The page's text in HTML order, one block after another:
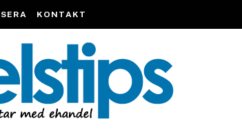
KONTAKT